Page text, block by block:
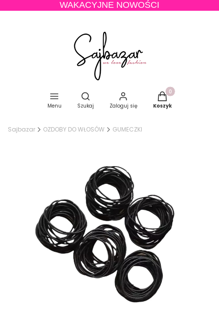
WAKACYJNE NOWOŚCI
Menu
Otwórz wyszukiwarkę
Szukaj Zaloguj się
Produkty w
Koszyk
Sajbazar OZDOBY DO WŁOSÓW GUMECZKI